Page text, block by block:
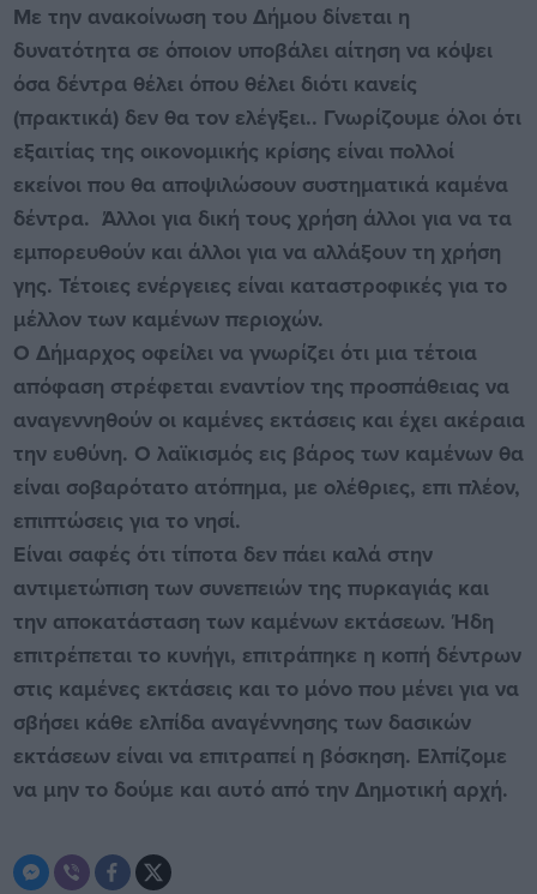
Mε την ανακοίνωση του Δήμου δίνεται η
δυνατότητα σε όποιον υποβάλει αίτηση να κόψει
όσα δέντρα θέλει όπου θέλει διότι κανείς
(πρακτικά) δεν θα τον ελέγξει.. Γνωρίζουμε όλοι ότι
εξαιτίας της οικονομικής κρίσης είναι πολλοί
εκείνοι που θα αποψιλώσουν συστηματικά καμένα
δέντρα. Άλλοι για δική τους χρήση άλλοι για να τα
εμπορευθούν και άλλοι για να αλλάξουν τη χρήση
γης. Τέτοιες ενέργειες είναι καταστροφικές για το
μέλλον των καμένων περιοχών.
Ο Δήμαρχος οφείλει να γνωρίζει ότι μια τέτοια
απόφαση στρέφεται εναντίον της προσπάθειας να
αναγεννηθούν οι καμένες εκτάσεις και έχει ακέραια
την ευθύνη. Ο λαϊκισμός εις βάρος των καμένων θα
είναι σοβαρότατο ατόπημα, με ολέθριες, επι πλέον,
επιπτώσεις για το νησί.
Είναι σαφές ότι τίποτα δεν πάει καλά στην
αντιμετώπιση των συνεπειών της πυρκαγιάς και
την αποκατάσταση των καμένων εκτάσεων. Ήδη
επιτρέπεται το κυνήγι, επιτράπηκε η κοπή δέντρων
στις καμένες εκτάσεις και το μόνο που μένει για να
σβήσει κάθε ελπίδα αναγέννησης των δασικών
εκτάσεων είναι να επιτραπεί η βόσκηση. Ελπίζομε
να μην το δούμε και αυτό από την Δημοτική αρχή.